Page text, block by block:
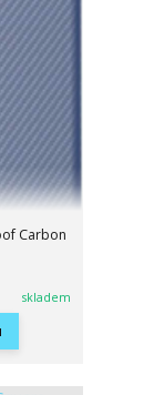
Carbon
skladem